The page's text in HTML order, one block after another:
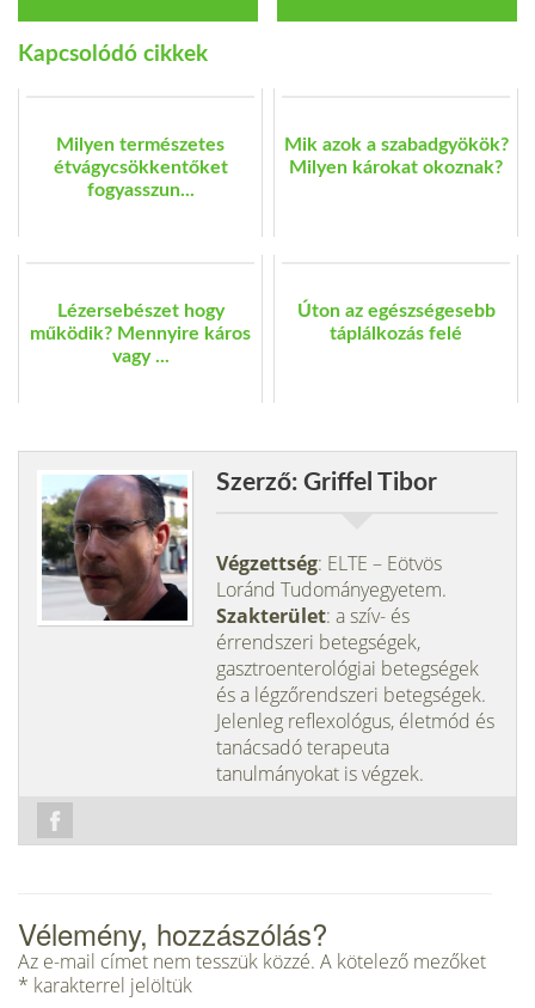
Kapcsolódó cikkek
Milyen természetes
étvágycsökkentőket
fogyasszun...
Mik azok a szabadgyökök?
Milyen károkat okoznak?
Lézersebészet hogy
működik? Mennyire káros
vagy ...
Úton az egészségesebb
táplálkozás felé
Szerző: Griffel Tibor
Végzettség: ELTE – Eötvös
Loránd Tudományegyetem.
Szakterület: a szív- és
érrendszeri betegségek,
gasztroenterológiai betegségek
és a légzőrendszeri betegségek.
Jelenleg reflexológus, életmód és
tanácsadó terapeuta
tanulmányokat is végzek.
Vélemény, hozzászólás?
Az e-mail címet nem tesszük közzé. A kötelező mezőket
* karakterrel jelöltük